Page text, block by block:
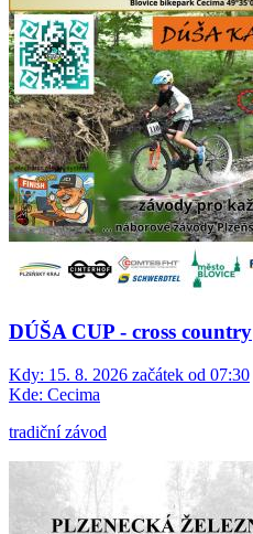
DÚŠA CUP - cross country
Kdy: 15. 8. 2026 začátek od 07:30
Kde: Cecima
tradiční závod